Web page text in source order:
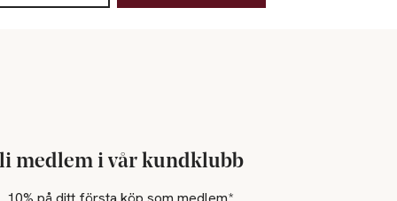
medlem i vår kundklubb